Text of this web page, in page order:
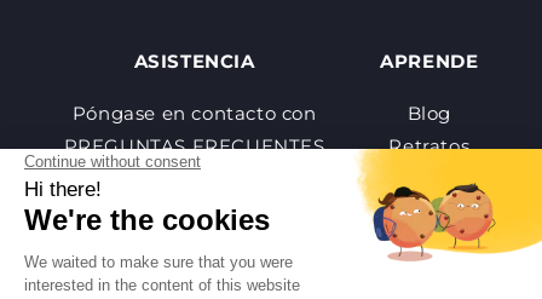
ASISTENCIA
Póngase en contacto con
PREGUNTAS FRECUENTES
Aveine Care
APRENDE
Blog
Retratos
Wikivino
Glosario